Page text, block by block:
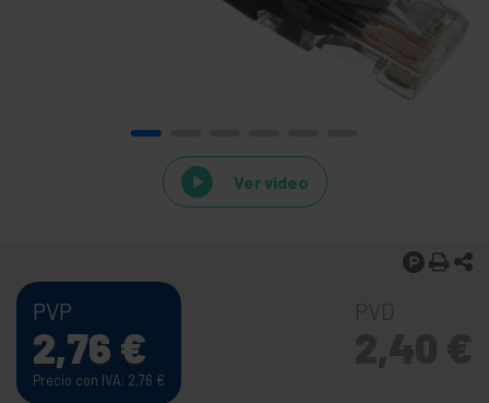
Ver video
PVP
2,76 €
Precio con IVA: 2,76 €